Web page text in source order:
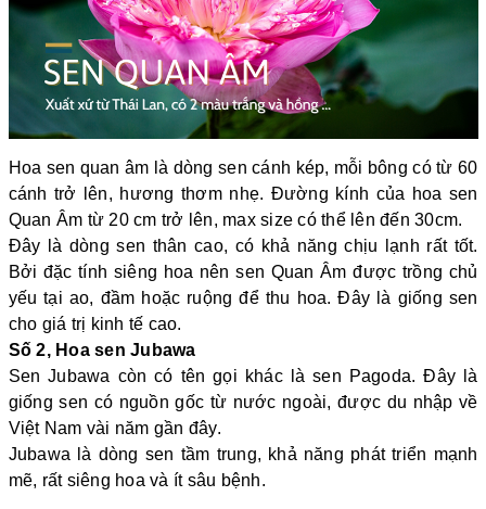
Hoa sen quan âm là dòng sen cánh kép, mỗi bông có từ 60
cánh trở lên, hương thơm nhẹ. Đường kính của hoa sen
Quan Âm từ 20 cm trở lên, max size có thể lên đến 30cm.
Đây là dòng sen thân cao, có khả năng chịu lạnh rất tốt.
Bởi đặc tính siêng hoa nên sen Quan Âm được trồng chủ
yếu tại ao, đầm hoặc ruộng để thu hoa. Đây là giống sen
cho giá trị kinh tế cao.
Số 2, Hoa sen Jubawa
Sen Jubawa còn có tên gọi khác là sen Pagoda. Đây là
giống sen có nguồn gốc từ nước ngoài, được du nhập về
Việt Nam vài năm gần đây.
Jubawa là dòng sen tầm trung, khả năng phát triển mạnh
mẽ, rất siêng hoa và ít sâu bệnh.